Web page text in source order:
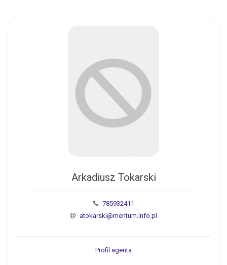
Arkadiusz Tokarski
785932411
atokarski@meritum.info.pl
Profil agenta